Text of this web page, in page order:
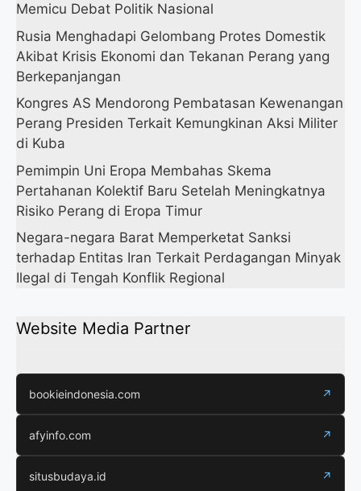
Memicu Debat Politik Nasional
Rusia Menghadapi Gelombang Protes Domestik
Akibat Krisis Ekonomi dan Tekanan Perang yang
Berkepanjangan
Kongres AS Mendorong Pembatasan Kewenangan
Perang Presiden Terkait Kemungkinan Aksi Militer
di Kuba
Pemimpin Uni Eropa Membahas Skema
Pertahanan Kolektif Baru Setelah Meningkatnya
Risiko Perang di Eropa Timur
Negara-negara Barat Memperketat Sanksi
terhadap Entitas Iran Terkait Perdagangan Minyak
Ilegal di Tengah Konflik Regional
Website Media Partner
bookieindonesia.com ↗
afyinfo.com ↗
situsbudaya.id ↗